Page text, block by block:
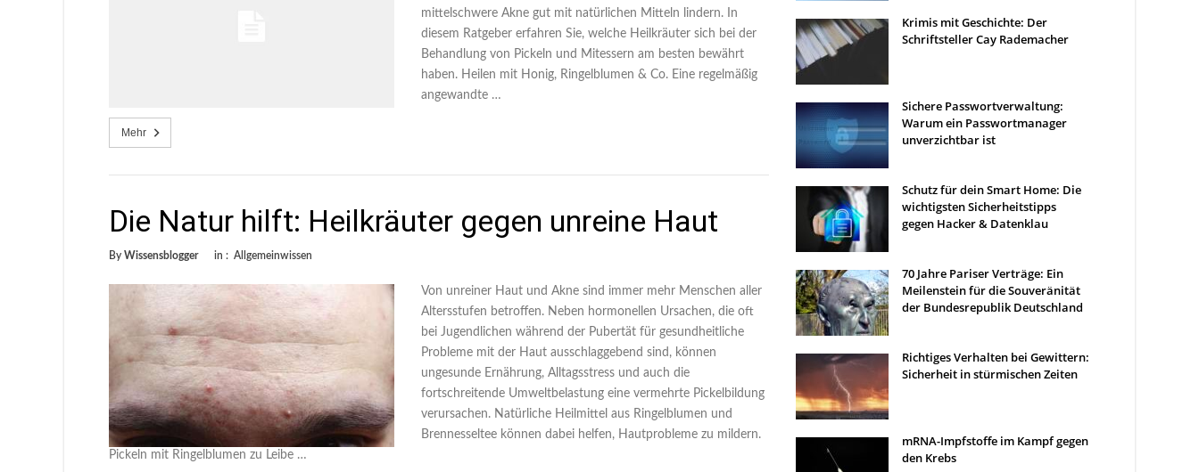
mittelschwere Akne gut mit natürlichen Mitteln lindern. In
diesem Ratgeber erfahren Sie, welche Heilkräuter sich bei der
Behandlung von Pickeln und Mitessern am besten bewährt
haben. Heilen mit Honig, Ringelblumen & Co. Eine regelmäßig
angewandte …
Mehr
Die Natur hilft: Heilkräuter gegen unreine Haut
By Wissensblogger in : Allgemeinwissen
Von unreiner Haut und Akne sind immer mehr Menschen aller
Altersstufen betroffen. Neben hormonellen Ursachen, die oft
bei Jugendlichen während der Pubertät für gesundheitliche
Probleme mit der Haut ausschlaggebend sind, können
ungesunde Ernährung, Alltagsstress und auch die
fortschreitende Umweltbelastung eine vermehrte Pickelbildung
verursachen. Natürliche Heilmittel aus Ringelblumen und
Brennesseltee können dabei helfen, Hautprobleme zu mildern.
Pickeln mit Ringelblumen zu Leibe …
Krimis mit Geschichte: Der
Schriftsteller Cay Rademacher
Sichere Passwortverwaltung:
Warum ein Passwortmanager
unverzichtbar ist
Schutz für dein Smart Home: Die
wichtigsten Sicherheitstipps
gegen Hacker & Datenklau
70 Jahre Pariser Verträge: Ein
Meilenstein für die Souveränität
der Bundesrepublik Deutschland
Richtiges Verhalten bei Gewittern:
Sicherheit in stürmischen Zeiten
mRNA-Impfstoffe im Kampf gegen
den Krebs